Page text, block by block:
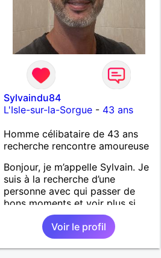
Sylvaindu84
L'Isle-sur-la-Sorgue - 43 ans
Homme célibataire de 43 ans
recherche rencontre amoureuse
Bonjour, je m’appelle Sylvain. Je
suis à la recherche d’une
personne avec qui passer de
bons moments et voir plus si
nous nous correspondons.
J’aime la nature, les voyages et
aussi faire la fête de temps en
temps ;-)Je suis papa d’un petit
Voir le profil